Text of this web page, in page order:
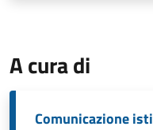
A cura di
Comunicazione